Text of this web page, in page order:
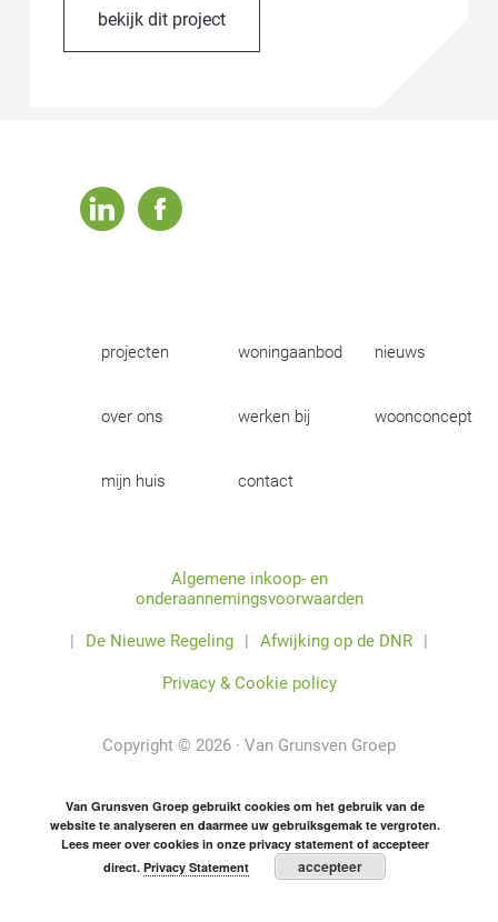
bekijk dit project
linkedinfacebook
projecten woningaanbod nieuws
over ons werken bij woonconcept
mijn huis contact
Algemene inkoop- en
onderaannemingsvoorwaarden
| De Nieuwe Regeling | Afwijking op de DNR |
Privacy & Cookie policy
Copyright © 2026 · Van Grunsven Groep
Van Grunsven Groep gebruikt cookies om het gebruik van de
website te analyseren en daarmee uw gebruiksgemak te vergroten.
Lees meer over cookies in onze privacy statement of accepteer
direct.Privacy Statement accepteer